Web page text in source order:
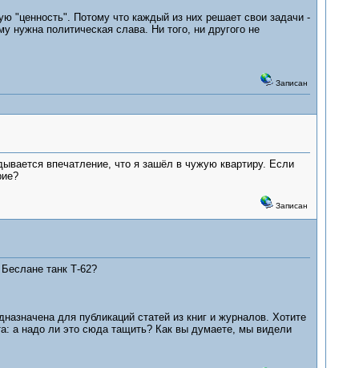
"ценность". Потому что каждый из них решает свои задачи -
нужна политическая слава. Ни того, ни другого не
Записан
впечатление, что я зашёл в чужую квартиру. Если
Записан
танк Т-62?
для публикаций статей из книг и журналов. Хотите
а надо ли это сюда тащить? Как вы думаете, мы видели